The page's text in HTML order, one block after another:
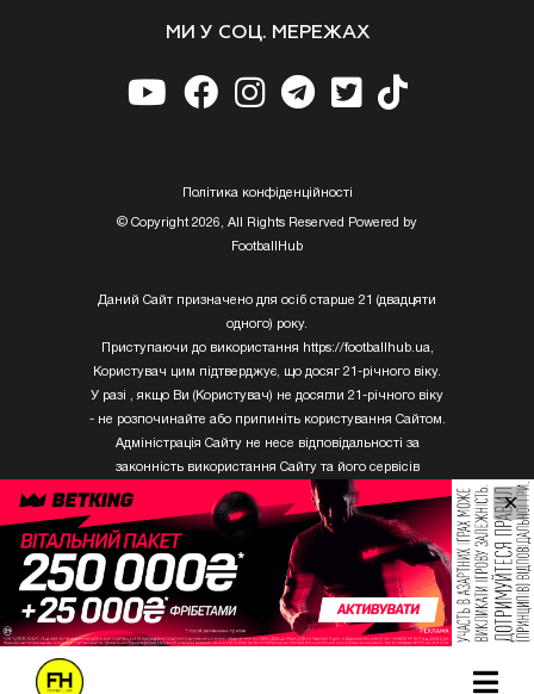
МИ У СОЦ. МЕРЕЖАХ
Полiтика конфiденцiйностi
© Copyright 2026, All Rights Reserved Powered by
FootballHub
Даний Сайт призначено для осіб старше 21 (двадцяти
одного) року.
Приступаючи до використання https://footballhub.ua,
Користувач цим підтверджує, що досяг 21-річного віку.
У разі , якщо Ви (Користувач) не досягли 21-річного віку
- не розпочинайте або припиніть користування Сайтом.
Адміністрація Сайту не несе відповідальності за
законність використання Сайту та його сервісів
Користувачем, який не досяг 21-річного віку.
Твори Getty Images, що розміщені на сайті, не можуть
бути використані третіми особами без письмового
дозволу ТОВ «ГЛОБАЛ ІМІДЖЕС ЮКРЕЙН.
×